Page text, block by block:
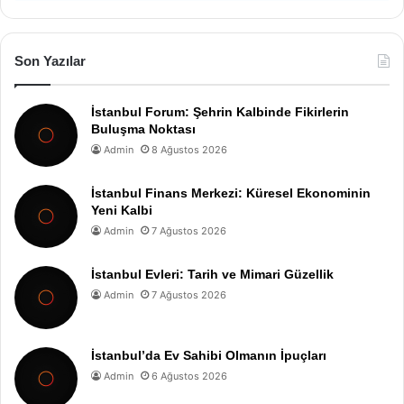
Son Yazılar
İstanbul Forum: Şehrin Kalbinde Fikirlerin
Buluşma Noktası
Admin 8 Ağustos 2026
İstanbul Finans Merkezi: Küresel Ekonominin
Yeni Kalbi
Admin 7 Ağustos 2026
İstanbul Evleri: Tarih ve Mimari Güzellik
Admin 7 Ağustos 2026
İstanbul’da Ev Sahibi Olmanın İpuçları
Admin 6 Ağustos 2026